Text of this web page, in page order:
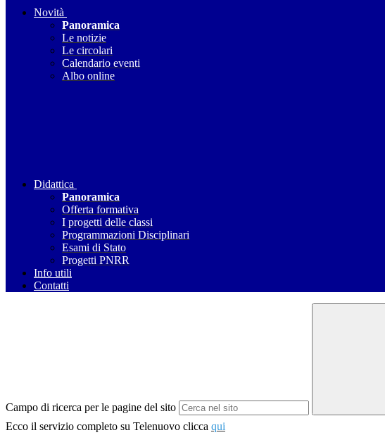
Novità
Panoramica
Le notizie
Le circolari
Calendario eventi
Albo online
Didattica
Panoramica
Offerta formativa
I progetti delle classi
Programmazioni Disciplinari
Esami di Stato
Progetti PNRR
Info utili
Contatti
Campo di ricerca per le pagine del sito
Ecco il servizio completo su Telenuovo clicca qui